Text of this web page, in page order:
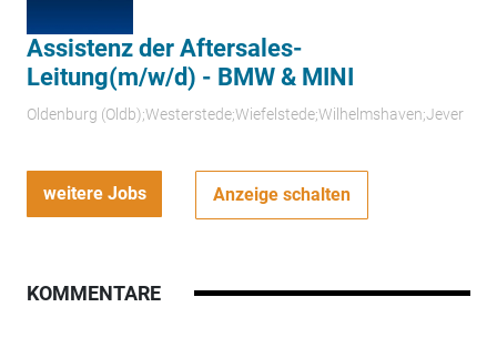
Assistenz der Aftersales-
Leitung(m/w/d) - BMW & MINI
Oldenburg (Oldb);Westerstede;Wiefelstede;Wilhelmshaven;Jever
weitere Jobs Anzeige schalten
KOMMENTARE